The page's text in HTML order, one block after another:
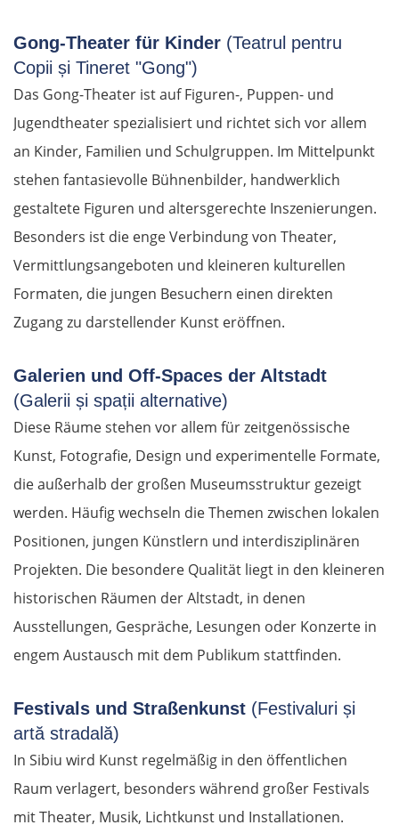
Gong-Theater für Kinder (Teatrul pentru
Copii și Tineret "Gong")
Das Gong-Theater ist auf Figuren-, Puppen- und
Jugendtheater spezialisiert und richtet sich vor allem
an Kinder, Familien und Schulgruppen. Im Mittelpunkt
stehen fantasievolle Bühnenbilder, handwerklich
gestaltete Figuren und altersgerechte Inszenierungen.
Besonders ist die enge Verbindung von Theater,
Vermittlungsangeboten und kleineren kulturellen
Formaten, die jungen Besuchern einen direkten
Zugang zu darstellender Kunst eröffnen.
Galerien und Off-Spaces der Altstadt
(Galerii și spații alternative)
Diese Räume stehen vor allem für zeitgenössische
Kunst, Fotografie, Design und experimentelle Formate,
die außerhalb der großen Museumsstruktur gezeigt
werden. Häufig wechseln die Themen zwischen lokalen
Positionen, jungen Künstlern und interdisziplinären
Projekten. Die besondere Qualität liegt in den kleineren
historischen Räumen der Altstadt, in denen
Ausstellungen, Gespräche, Lesungen oder Konzerte in
engem Austausch mit dem Publikum stattfinden.
Festivals und Straßenkunst (Festivaluri și
artă stradală)
In Sibiu wird Kunst regelmäßig in den öffentlichen
Raum verlagert, besonders während großer Festivals
mit Theater, Musik, Lichtkunst und Installationen.